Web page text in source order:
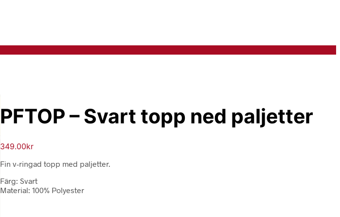
PFTOP – Svart topp ned paljetter
349.00kr
Fin v-ringad topp med paljetter.
Färg: Svart
Material: 100% Polyester